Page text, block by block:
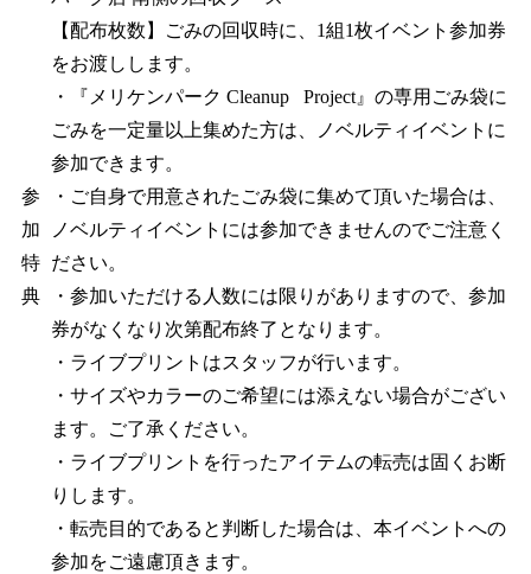
参
加
特
典
【配布枚数】ごみの回収時に、1組1枚イベント参加券
をお渡しします。
・『メリケンパーク Cleanup Project』の専用ごみ袋に
ごみを一定量以上集めた方は、ノベルティイベントに
参加できます。
・ご自身で用意されたごみ袋に集めて頂いた場合は、
ノベルティイベントには参加できませんのでご注意く
ださい。
・参加いただける人数には限りがありますので、参加
券がなくなり次第配布終了となります。
・ライブプリントはスタッフが行います。
・サイズやカラーのご希望には添えない場合がござい
ます。ご了承ください。
・ライブプリントを行ったアイテムの転売は固くお断
りします。
・転売目的であると判断した場合は、本イベントへの
参加をご遠慮頂きます。